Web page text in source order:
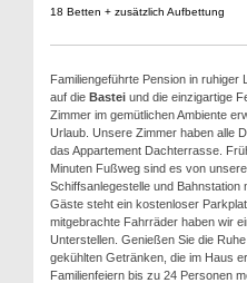
18 Betten + zusätzlich Aufbettung
Familiengeführte Pension in ruhiger
auf die Bastei und die einzigartige
Zimmer im gemütlichen Ambiente
Urlaub. Unsere Zimmer haben alle
das Appartement Dachterrasse.
Minuten Fußweg sind es von
Schiffsanlegestelle und Bahnstation
Gäste steht ein kostenloser
mitgebrachte Fahrräder haben wir
Unterstellen. Genießen Sie die
gekühlten Getränken, die im Haus
Familienfeiern bis zu 24 Personen